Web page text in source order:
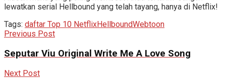
lewatkan serial Hellbound yang telah tayang, hanya di Netflix!
Tags: daftar Top 10 NetflixHellboundWebtoon
Previous Post
Seputar Viu Original Write Me A Love Song
Next Post